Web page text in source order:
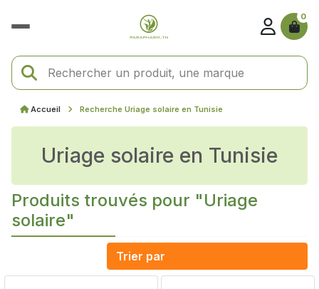
0
Accueil Recherche Uriage solaire en Tunisie
Uriage solaire en Tunisie
Produits trouvés pour "Uriage
solaire"